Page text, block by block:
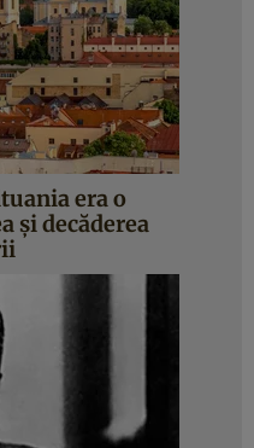
era o
şi decăderea